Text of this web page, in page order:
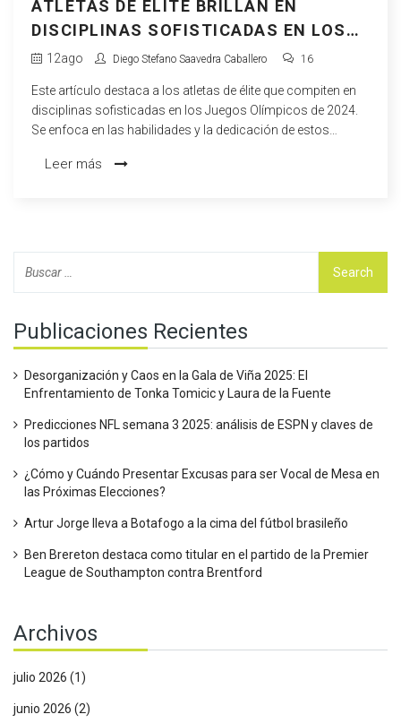
ATLETAS DE ÉLITE BRILLAN EN
DISCIPLINAS SOFISTICADAS EN LOS
JUEGOS OLÍMPICOS DE 2024
12ago Diego Stefano Saavedra Caballero 16
Este artículo destaca a los atletas de élite que compiten en
disciplinas sofisticadas en los Juegos Olímpicos de 2024.
Se enfoca en las habilidades y la dedicación de estos
mostrando su precisión y estrategia. También resalta la
Leer más
Publicaciones Recientes
Desorganización y Caos en la Gala de Viña 2025: El
Enfrentamiento de Tonka Tomicic y Laura de la Fuente
Predicciones NFL semana 3 2025: análisis de ESPN y claves de
los partidos
¿Cómo y Cuándo Presentar Excusas para ser Vocal de Mesa en
las Próximas Elecciones?
Artur Jorge lleva a Botafogo a la cima del fútbol brasileño
Ben Brereton destaca como titular en el partido de la Premier
League de Southampton contra Brentford
Archivos
julio 2026 (1)
junio 2026 (2)